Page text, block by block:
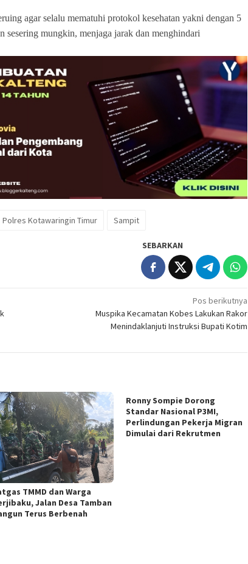
agar selalu mematuhi protokol kesehatan yakni dengan 5
sesering mungkin, menjaga jarak dan menghindari
Polres Kotawaringin Timur Sampit
SEBARKAN
Pos berikutnya
Muspika Kecamatan Kobes Lakukan Rakor
Menindaklanjuti Instruksi Bupati Kotim
TMMD dan Warga
Jalan Desa Tamban
Terus Berbenah
Ronny Sompie Dorong
Standar Nasional P3MI,
Perlindungan Pekerja Migran
Dimulai dari Rekrutmen